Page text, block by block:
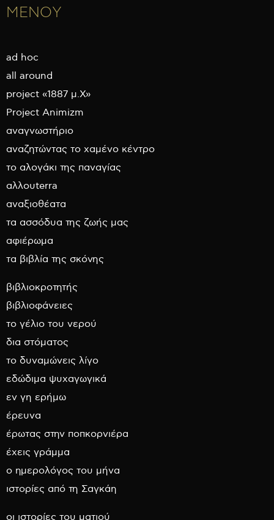
ΜΕΝΟΥ
ad hoc
all around
project «1887 μ.Χ»
Project Animizm
αναγνωστήριο
αναζητώντας το χαμένο κέντρο
το αλογάκι της παναγίας
αλλουterra
αναξιοθέατα
τα ασσόδυα της ζωής μας
αφιέρωμα
τα βιβλία της σκόνης
βιβλιοκροτητής
βιβλιοφάνειες
το γέλιο του νερού
δια στόματος
το δυναμώνεις λίγο
εδώδιμα ψυχαγωγικά
εν γη ερήμω
έρευνα
έρωτας στην ποπκορνιέρα
έχεις γράμμα
ο ημερολόγος του μήνα
ιστορίες από τη Σαγκάη
οι ιστορίες του ματιού